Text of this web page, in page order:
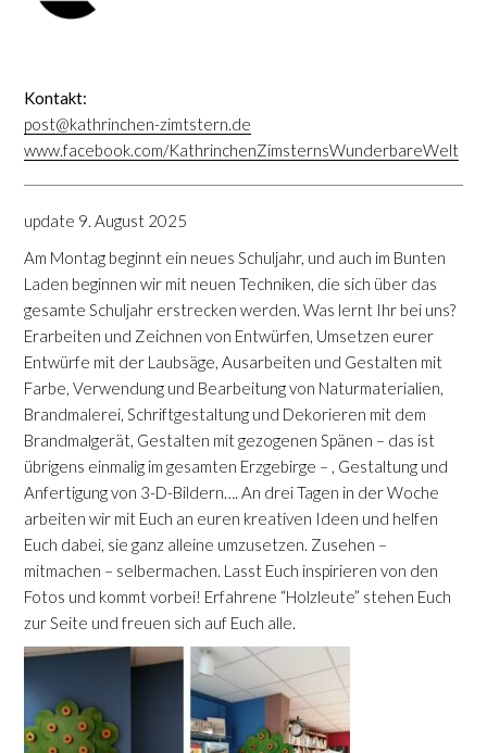
Kontakt:
post@kathrinchen-zimtstern.de
www.facebook.com/KathrinchenZimsternsWunderbareWelt
update 9. August 2025
Am Montag beginnt ein neues Schuljahr, und auch im Bunten
Laden beginnen wir mit neuen Techniken, die sich über das
gesamte Schuljahr erstrecken werden. Was lernt Ihr bei uns?
Erarbeiten und Zeichnen von Entwürfen, Umsetzen eurer
Entwürfe mit der Laubsäge, Ausarbeiten und Gestalten mit
Farbe, Verwendung und Bearbeitung von Naturmaterialien,
Brandmalerei, Schriftgestaltung und Dekorieren mit dem
Brandmalgerät, Gestalten mit gezogenen Spänen – das ist
übrigens einmalig im gesamten Erzgebirge – , Gestaltung und
Anfertigung von 3-D-Bildern…. An drei Tagen in der Woche
arbeiten wir mit Euch an euren kreativen Ideen und helfen
Euch dabei, sie ganz alleine umzusetzen. Zusehen –
mitmachen – selbermachen. Lasst Euch inspirieren von den
Fotos und kommt vorbei! Erfahrene “Holzleute” stehen Euch
zur Seite und freuen sich auf Euch alle.